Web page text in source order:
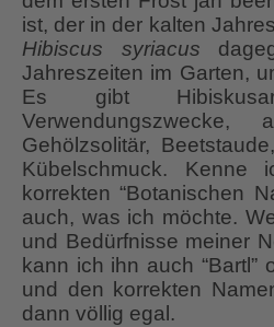
ist, der in der kalten
Hibiscus syriacus
Jahreszeiten im Garten,
Es gibt
Verwendungszwecke,
Gehölzsolitär,
Kübelschmuck.
korrekten “Botanischen
auch, was ich möchte.
und Bedürfnisse meiner
kann ich ihn auch “Bartl”
und den korrekten
dann völlig egal.